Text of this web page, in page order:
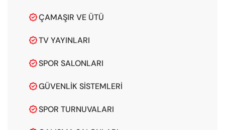
 ÇAMAŞIR VE ÜTÜ
 TV YAYINLARI
 SPOR SALONLARI
 GÜVENLIK SISTEMLERI
 SPOR TURNUVALARI